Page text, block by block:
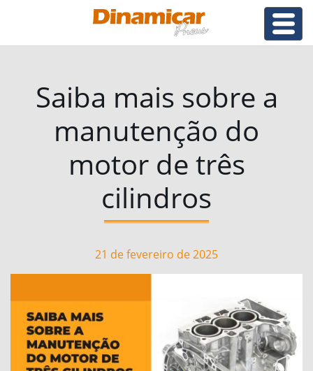
Saiba mais sobre a
manutenção do
motor de três
cilindros
21 de fevereiro de 2025